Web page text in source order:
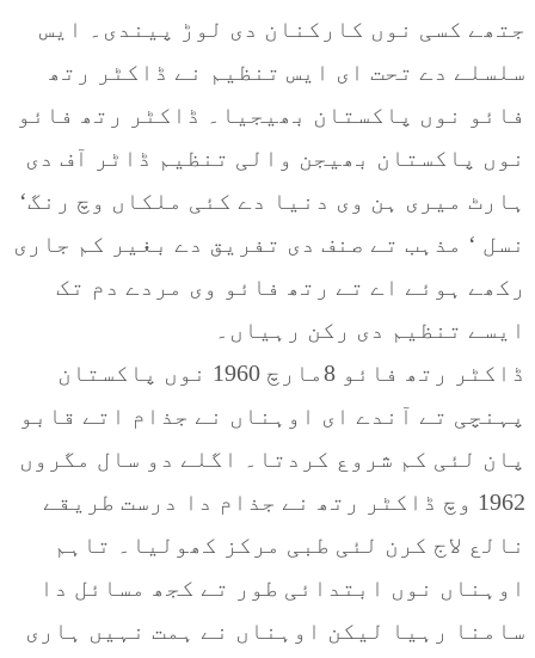
جتھے کسی نوں کارکنان دی لوڑ پیندی۔ ایس
سلسلے دے تحت ای ایس تنظیم نے ڈاکٹر رتھ
فائو نوں پاکستان بھیجیا۔ ڈاکٹر رتھ فائو
نوں پاکستان بھیجن والی تنظیم ڈاٹر آف دی
ہارٹ میری ہن وی دنیا دے کئی ملکاں وچ رنگ‘
نسل ‘ مذہب تے صنف دی تفریق دے بغیر کم جاری
رکھے ہوئے اے تے رتھ فائو وی مردے دم تک
ایسے تنظیم دی رکن رہیاں۔
ڈاکٹر رتھ فائو 8مارچ 1960 نوں پاکستان
پہنچی تے آندے ای اوہناں نے جذام اتے قابو
پان لئی کم شروع کردتا۔ اگلے دو سال مگروں
1962 وچ ڈاکٹر رتھ نے جذام دا درست طریقے
نالع لاج کرن لئی طبی مرکز کھولیا۔ تاہم
اوہناں نوں ابتدائی طور تے کجھ مسائل دا
سامنا رہیا لیکن اوہناں نے ہمت نہیں ہاری